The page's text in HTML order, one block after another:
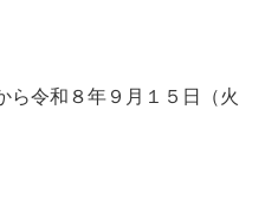
ら令和８年９月１５日（火